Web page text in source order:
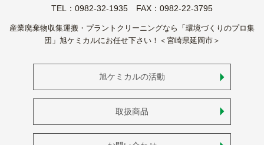
TEL：0982-32-1935 FAX：0982-22-3795
産業廃棄物収集運搬・プラントクリーニングなら「環境づくりのプロ集
団」旭ケミカルにお任せ下さい！＜宮崎県延岡市＞
旭ケミカルの活動
取扱商品